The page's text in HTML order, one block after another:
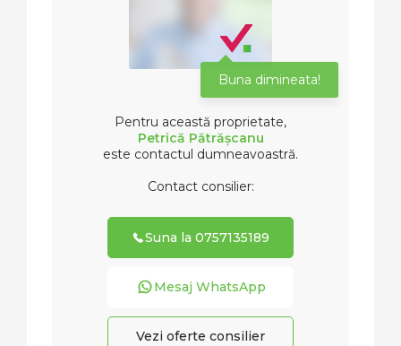
Buna dimineata!
Pentru această proprietate,
Petrică Pătrășcanu
este contactul dumneavoastră.
Contact consilier:
Suna la 0757135189
Mesaj WhatsApp
Vezi oferte consilier